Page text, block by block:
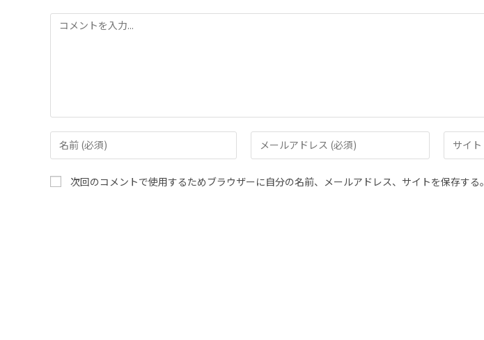
次回のコメントで使用するためブラウザーに自分の名前、メールアドレス、サイトを保存する。